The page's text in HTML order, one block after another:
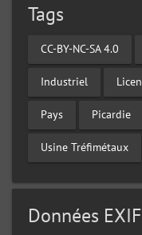
Tags
CC-BY-NC-SA 4.0
Industriel
Pays Picardie
Usine Tréfimétaux
Données EXIF